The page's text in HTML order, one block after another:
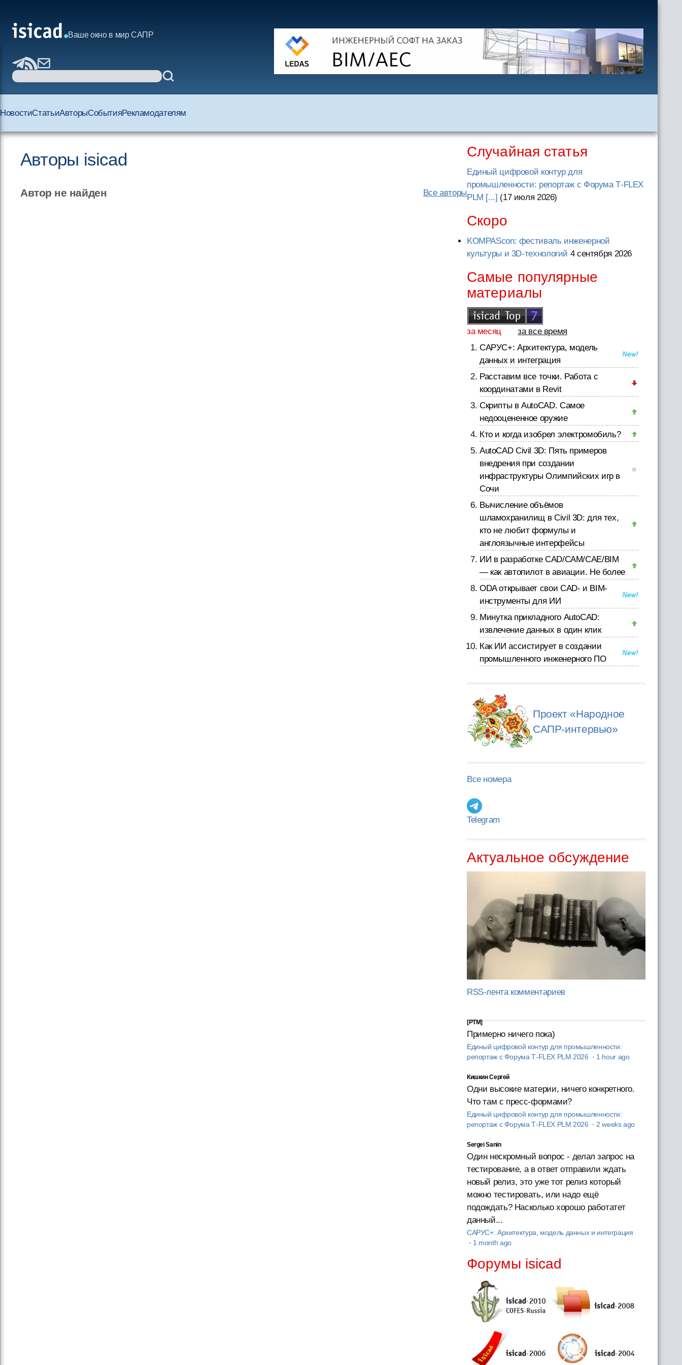
Ваше окно в мир САПР
НовостиСтатьиАвторыСобытияРекламодателям
Авторы isicad
Все авторы
Автор не найден
Случайная статья
Единый цифровой контур для
промышленности: репортаж с Форума T‑FLEX
PLM [...] (17 июля 2026)
Скоро
KOMPAScon: фестиваль инженерной
культуры и 3D-технологий 4 сентября 2026
Самые популярные
материалы
за месяц
за все время
САРУС+: Архитектура, модель
данных и интеграция
Расставим все точки. Работа с
координатами в Revit
Скрипты в AutoCAD. Самое
недооцененное оружие
Кто и когда изобрел электромобиль?
AutoCAD Civil 3D: Пять примеров
внедрения при создании
инфраструктуры Олимпийских игр в
Сочи
Вычисление объёмов
шламохранилищ в Civil 3D: для тех,
кто не любит формулы и
англоязычные интерфейсы
ИИ в разработке CAD/CAM/CAE/BIM
— как автопилот в авиации. Не более
ODA открывает свои CAD- и BIM-
инструменты для ИИ
Минутка прикладного AutoCAD:
извлечение данных в один клик
Как ИИ ассистирует в создании
промышленного инженерного ПО
Проект «Народное
САПР-интервью»
Все номера
Telegram
Актуальное обсуждение
RSS-лента комментариев
[PTM]
Примерно ничего пока)
Единый цифровой контур для промышленности:
репортаж с Форума T‑FLEX PLM 2026 · 1 hour ago
Кишкин Сергей
Одни высокие материи, ничего конкретного.
Что там с пресс-формами?
Единый цифровой контур для промышленности:
репортаж с Форума T‑FLEX PLM 2026 · 2 weeks ago
Sergei Sanin
Один нескромный вопрос - делал запрос на
тестирование, а в ответ отправили ждать
новый релиз, это уже тот релиз который
можно тестировать, или надо ещё
подождать? Насколько хорошо работатет
данный...
САРУС+: Архитектура, модель данных и интеграция
· 1 month ago
Форумы isicad